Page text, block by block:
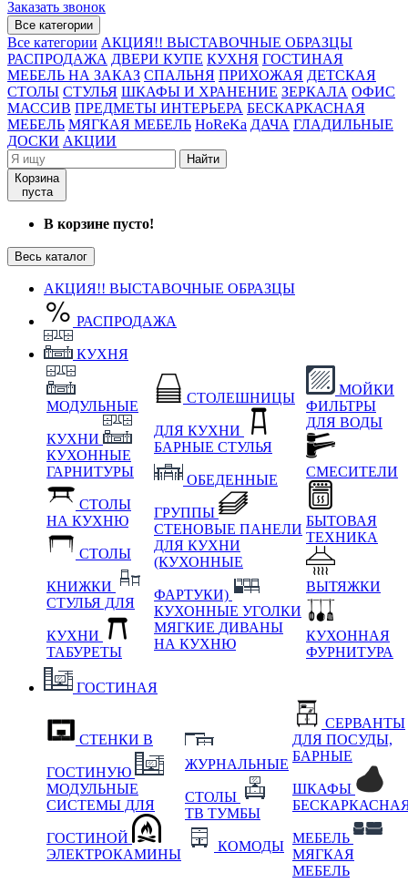
Заказать звонок
Все категории
Все категории АКЦИЯ!! ВЫСТАВОЧНЫЕ ОБРАЗЦЫ
РАСПРОДАЖА ДВЕРИ КУПЕ КУХНЯ ГОСТИНАЯ
МЕБЕЛЬ НА ЗАКАЗ СПАЛЬНЯ ПРИХОЖАЯ ДЕТСКАЯ
СТОЛЫ СТУЛЬЯ ШКАФЫ И ХРАНЕНИЕ ЗЕРКАЛА ОФИС
МАССИВ ПРЕДМЕТЫ ИНТЕРЬЕРА БЕСКАРКАСНАЯ
МЕБЕЛЬ МЯГКАЯ МЕБЕЛЬ HoReKa ДАЧА ГЛАДИЛЬНЫЕ
ДОСКИ АКЦИИ
Найти
Корзина
пуста
В корзине пусто!
Весь каталог
АКЦИЯ!! ВЫСТАВОЧНЫЕ ОБРАЗЦЫ
РАСПРОДАЖА
КУХНЯ
МОДУЛЬНЫЕ
КУХНИ
КУХОННЫЕ
ГАРНИТУРЫ
СТОЛЫ
НА КУХНЮ
СТОЛЫ
КНИЖКИ
СТУЛЬЯ ДЛЯ
КУХНИ
ТАБУРЕТЫ
СТОЛЕШНИЦЫ
ДЛЯ КУХНИ
БАРНЫЕ СТУЛЬЯ
ОБЕДЕННЫЕ
ГРУППЫ
СТЕНОВЫЕ ПАНЕЛИ
ДЛЯ КУХНИ
(КУХОННЫЕ
ФАРТУКИ)
КУХОННЫЕ УГОЛКИ
МЯГКИЕ ДИВАНЫ
НА КУХНЮ
МОЙКИ
ФИЛЬТРЫ
ДЛЯ ВОДЫ
СМЕСИТЕЛИ
БЫТОВАЯ
ТЕХНИКА
ВЫТЯЖКИ
КУХОННАЯ
ФУРНИТУРА
ГОСТИНАЯ
СТЕНКИ В
ГОСТИНУЮ
МОДУЛЬНЫЕ
СИСТЕМЫ ДЛЯ
ГОСТИНОЙ
ЭЛЕКТРОКАМИНЫ
ЖУРНАЛЬНЫЕ
СТОЛЫ
ТВ ТУМБЫ
КОМОДЫ
СЕРВАНТЫ
ДЛЯ ПОСУДЫ,
БАРНЫЕ
ШКАФЫ
МЕБЕЛЬ
МЯГКАЯ
МЕБЕЛЬ